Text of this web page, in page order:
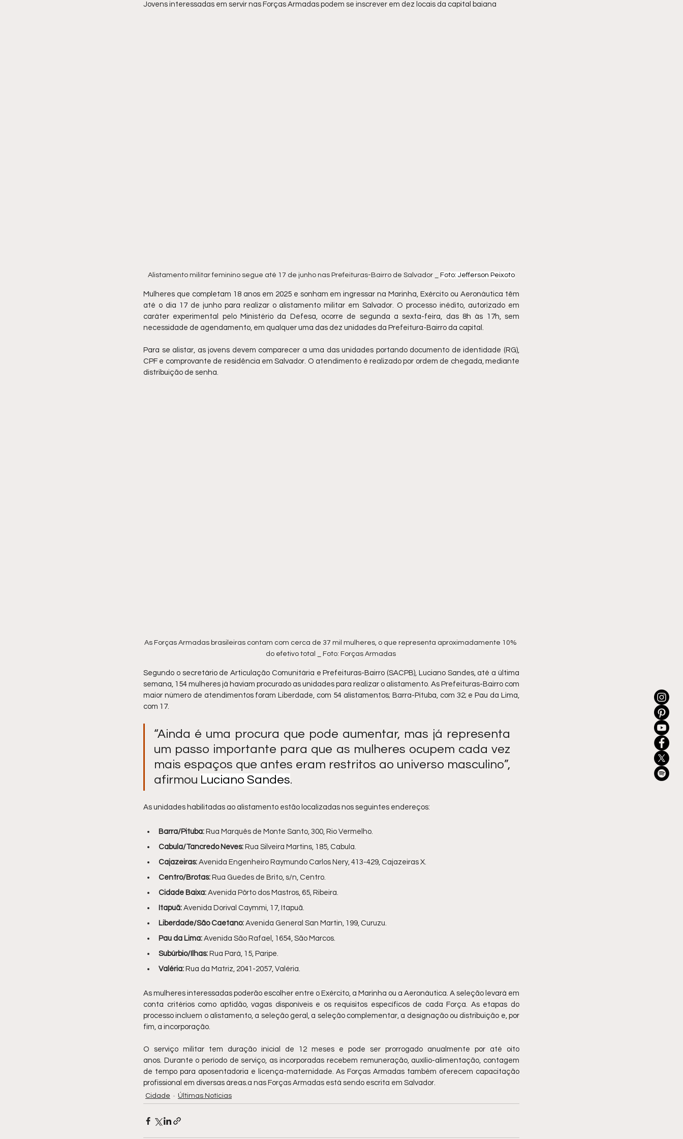
Comportamento
Jovens interessadas em servir nas Forças Armadas podem se inscrever em dez locais da capital baiana
Alistamento militar feminino segue até 17 de junho nas Prefeituras-Bairro de Salvador _ Foto: Jefferson Peixoto
Mulheres que completam 18 anos em 2025 e sonham em ingressar na Marinha, Exército ou Aeronáutica têm
até o dia 17 de junho para realizar o alistamento militar em Salvador. O processo inédito, autorizado em
caráter experimental pelo Ministério da Defesa, ocorre de segunda a sexta-feira, das 8h às 17h, sem
necessidade de agendamento, em qualquer uma das dez unidades da Prefeitura-Bairro da capital.
Para se alistar, as jovens devem comparecer a uma das unidades portando documento de identidade (RG),
CPF e comprovante de residência em Salvador. O atendimento é realizado por ordem de chegada, mediante
distribuição de senha.
As Forças Armadas brasileiras contam com cerca de 37 mil mulheres, o que representa aproximadamente 10%
do efetivo total _ Foto: Forças Armadas
Segundo o secretário de Articulação Comunitária e Prefeituras-Bairro (SACPB), Luciano Sandes, até a última
semana, 154 mulheres já haviam procurado as unidades para realizar o alistamento. As Prefeituras-Bairro com
maior número de atendimentos foram Liberdade, com 54 alistamentos; Barra-Pituba, com 32; e Pau da Lima,
com 17.
“Ainda é uma procura que pode aumentar, mas já representa
um passo importante para que as mulheres ocupem cada vez
mais espaços que antes eram restritos ao universo masculino”,
afirmou Luciano Sandes.
As unidades habilitadas ao alistamento estão localizadas nos seguintes endereços:
Barra/Pituba: Rua Marquês de Monte Santo, 300, Rio Vermelho.
Cabula/Tancredo Neves: Rua Silveira Martins, 185, Cabula.
Cajazeiras: Avenida Engenheiro Raymundo Carlos Nery, 413-429, Cajazeiras X.
Centro/Brotas: Rua Guedes de Brito, s/n, Centro.
Cidade Baixa: Avenida Pôrto dos Mastros, 65, Ribeira.
Itapuã: Avenida Dorival Caymmi, 17, Itapuã.
Liberdade/São Caetano: Avenida General San Martin, 199, Curuzu.
Pau da Lima: Avenida São Rafael, 1654, São Marcos.
Subúrbio/Ilhas: Rua Pará, 15, Paripe.
Valéria: Rua da Matriz, 2041-2057, Valéria.
As mulheres interessadas poderão escolher entre o Exército, a Marinha ou a Aeronáutica. A seleção levará em
conta critérios como aptidão, vagas disponíveis e os requisitos específicos de cada Força. As etapas do
processo incluem o alistamento, a seleção geral, a seleção complementar, a designação ou distribuição e, por
fim, a incorporação.
O serviço militar tem duração inicial de 12 meses e pode ser prorrogado anualmente por até oito
anos. Durante o período de serviço, as incorporadas recebem remuneração, auxílio-alimentação, contagem
de tempo para aposentadoria e licença-maternidade. As Forças Armadas também oferecem capacitação
profissional em diversas áreas.a nas Forças Armadas está sendo escrita em Salvador.
Cidade Últimas Notícias